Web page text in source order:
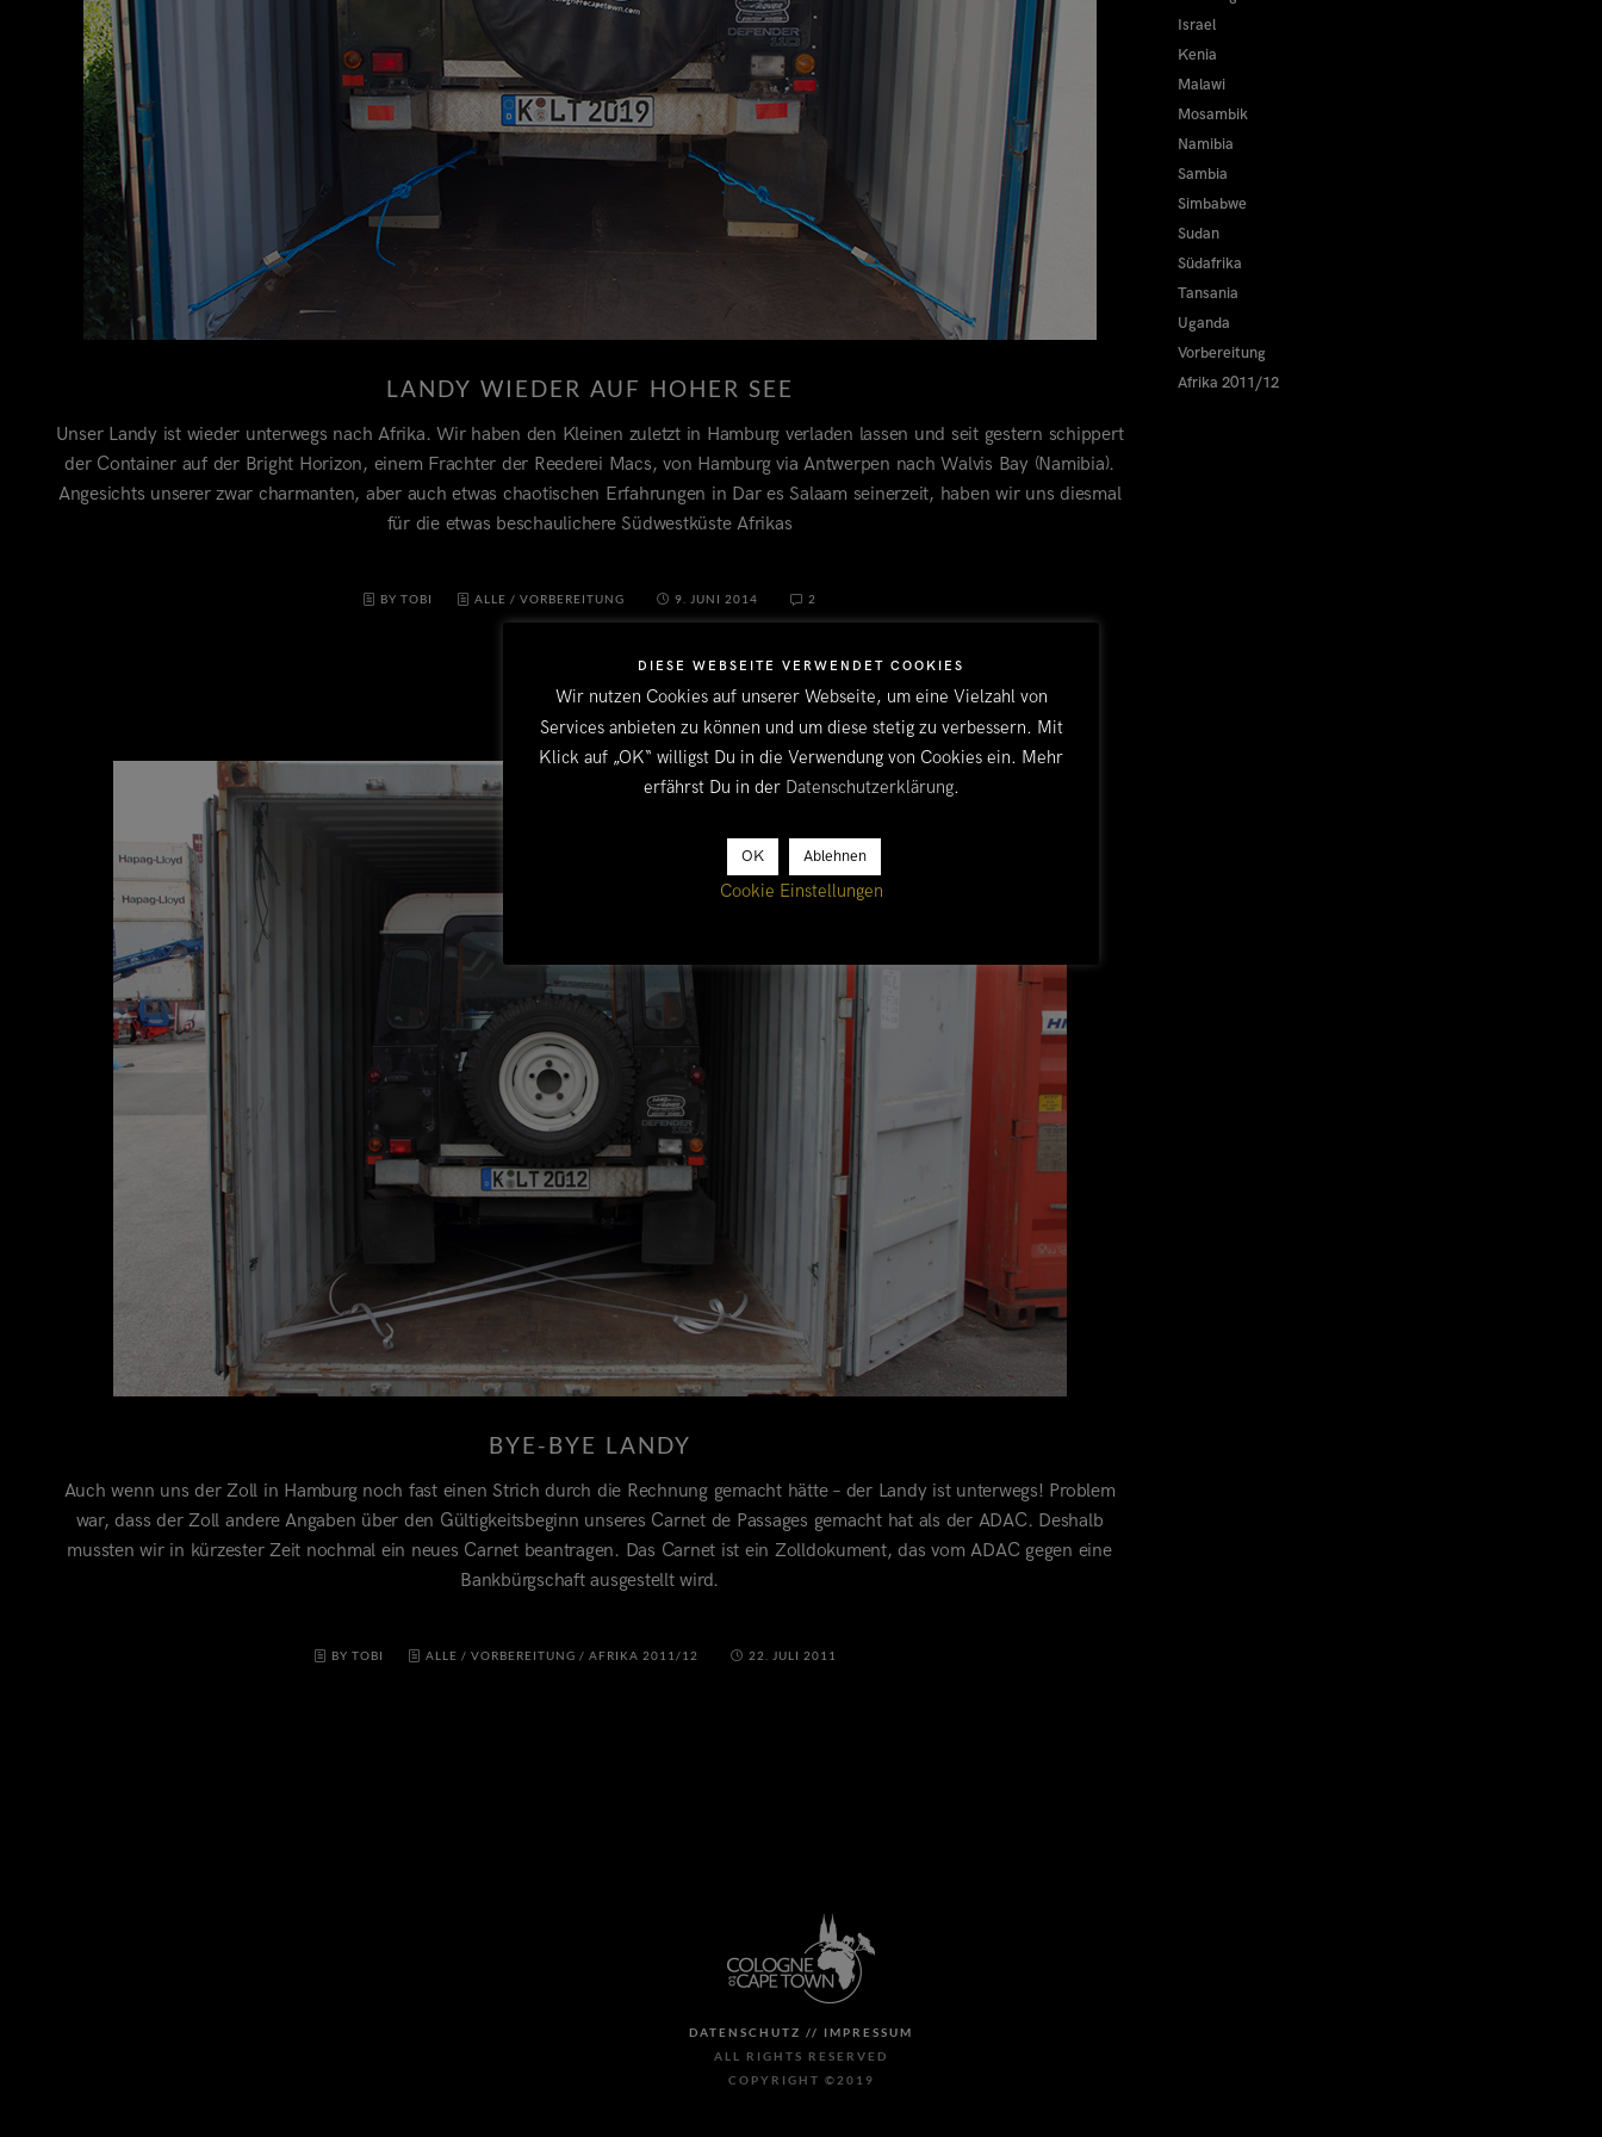
LANDY WIEDER AUF HOHER SEE
Unser Landy ist wieder unterwegs nach Afrika. Wir haben den Kleinen zuletzt in Hamburg verladen lassen und seit gestern schippert
der Container auf der Bright Horizon, einem Frachter der Reederei Macs, von Hamburg via Antwerpen nach Walvis Bay (Namibia).
Angesichts unserer zwar charmanten, aber auch etwas chaotischen Erfahrungen in Dar es Salaam seinerzeit, haben wir uns diesmal
für die etwas beschaulichere Südwestküste Afrikas
BY TOBI ALLE /VORBEREITUNG 9. JUNI 2014 2
BYE-BYE LANDY
Auch wenn uns der Zoll in Hamburg noch fast einen Strich durch die Rechnung gemacht hätte – der Landy ist unterwegs! Problem
war, dass der Zoll andere Angaben über den Gültigkeitsbeginn unseres Carnet de Passages gemacht hat als der ADAC. Deshalb
mussten wir in kürzester Zeit nochmal ein neues Carnet beantragen. Das Carnet ist ein Zolldokument, das vom ADAC gegen eine
Bankbürgschaft ausgestellt wird.
BY TOBI ALLE /VORBEREITUNG /AFRIKA 2011/12 22. JULI 2011
Israel
Kenia
Malawi
Mosambik
Namibia
Sambia
Simbabwe
Sudan
Südafrika
Tansania
Uganda
Vorbereitung
Afrika 2011/12
DATENSCHUTZ // IMPRESSUM
ALL RIGHTS RESERVED
COPYRIGHT ©2019
DIESE WEBSEITE VERWENDET COOKIES
Wir nutzen Cookies auf unserer Webseite, um eine Vielzahl von
Services anbieten zu können und um diese stetig zu verbessern. Mit
Klick auf „OK“ willigst Du in die Verwendung von Cookies ein. Mehr
erfährst Du in der Datenschutzerklärung.
OK Ablehnen
Cookie Einstellungen